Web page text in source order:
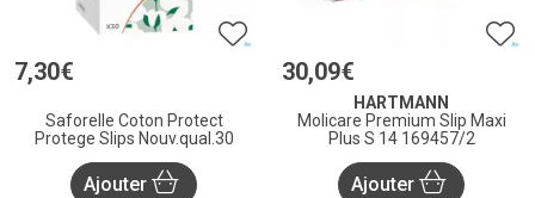
7,30€
Saforelle Coton Protect
Protege Slips Nouv.qual.30
Ajouter
30,09€
HARTMANN
Molicare Premium Slip Maxi
Plus S 14 169457/2
Ajouter